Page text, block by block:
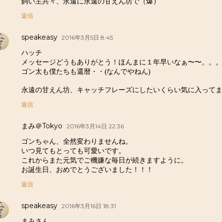
返信
speakeasy 2016年3月5日 8:45
ハッチ
メッセージどうもありがとう！ほんまに１年早いなぁ〜〜。。。
ゴン太も僕たちも還暦・・(なんでやねん)
永遠の甘えん坊、キャッチフレーズにしたいくらい気に入って
返信
まみ＠Tokyo 2016年3月14日 22:36
ゴンちゃん、全然変わりませんね。
いつ見てもとっても可愛いです。
これからまた元気でご機嫌な毎日が続きますように。
お誕生日、おめでとうございました！！！
返信
speakeasy 2016年3月16日 18:31